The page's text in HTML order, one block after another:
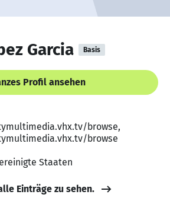
Garcia Basis
Profil ansehen
browse,
browse
Staaten
Einträge zu sehen.